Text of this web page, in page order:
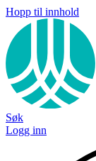
Hopp til innhold
Søk
Logg inn